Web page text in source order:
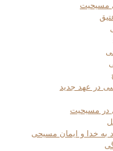
مسیحیت
در عهد جدید
در مسیحیت
به خدا و ایمان مسیحی